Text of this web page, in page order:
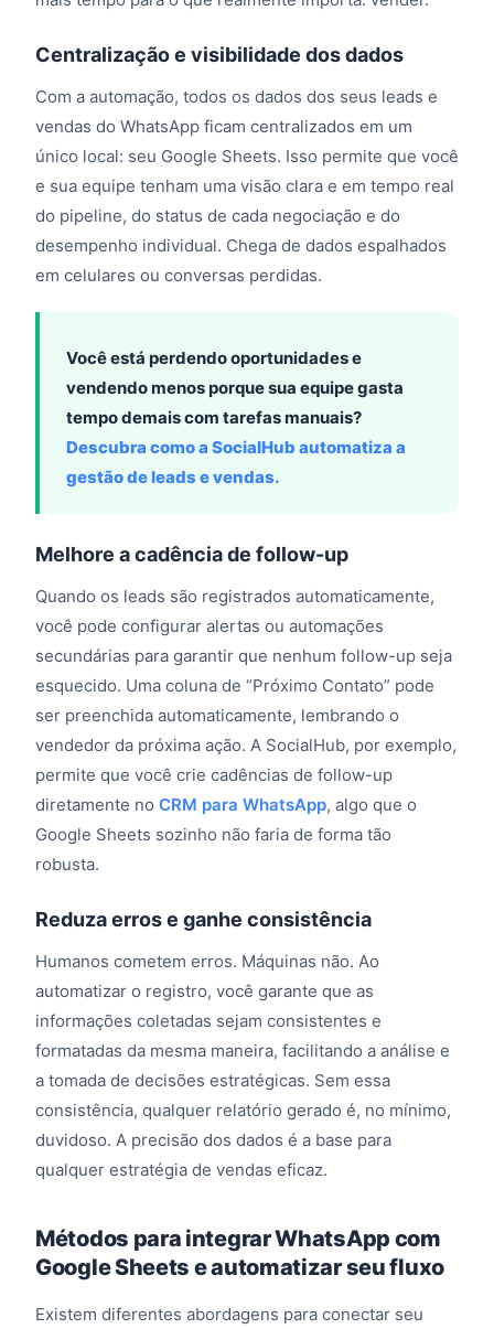
Centralização e visibilidade dos dados
Com a automação, todos os dados dos seus leads e
vendas do WhatsApp ficam centralizados em um
único local: seu Google Sheets. Isso permite que você
e sua equipe tenham uma visão clara e em tempo real
do pipeline, do status de cada negociação e do
desempenho individual. Chega de dados espalhados
em celulares ou conversas perdidas.
Você está perdendo oportunidades e
vendendo menos porque sua equipe gasta
tempo demais com tarefas manuais?
Descubra como a SocialHub automatiza a
gestão de leads e vendas.
Melhore a cadência de follow-up
Quando os leads são registrados automaticamente,
você pode configurar alertas ou automações
secundárias para garantir que nenhum follow-up seja
esquecido. Uma coluna de “Próximo Contato” pode
ser preenchida automaticamente, lembrando o
vendedor da próxima ação. A SocialHub, por exemplo,
permite que você crie cadências de follow-up
diretamente no CRM para WhatsApp, algo que o
Google Sheets sozinho não faria de forma tão
robusta.
Reduza erros e ganhe consistência
Humanos cometem erros. Máquinas não. Ao
automatizar o registro, você garante que as
informações coletadas sejam consistentes e
formatadas da mesma maneira, facilitando a análise e
a tomada de decisões estratégicas. Sem essa
consistência, qualquer relatório gerado é, no mínimo,
duvidoso. A precisão dos dados é a base para
qualquer estratégia de vendas eficaz.
Métodos para integrar WhatsApp com
Google Sheets e automatizar seu fluxo
Existem diferentes abordagens para conectar seu